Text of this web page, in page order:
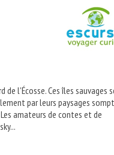
de l'Écosse. Ces îles sauvages
par leurs paysages
amateurs de contes et de